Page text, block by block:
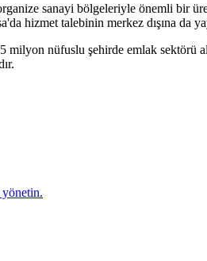
sanayi bölgeleriyle önemli bir
hizmet talebinin merkez dışına da
milyon nüfuslu şehirde emlak sektörü